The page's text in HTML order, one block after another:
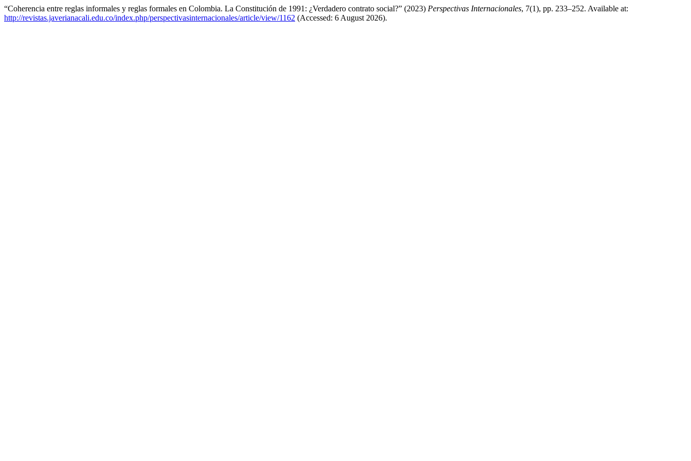
“Coherencia entre reglas informales y reglas formales en Colombia. La Constitución de 1991: ¿Verdadero contrato social?” (2023) Perspectivas Internacionales, 7(1), pp. 233–252. Available at:
http://revistas.javerianacali.edu.co/index.php/perspectivasinternacionales/article/view/1162 (Accessed: 6 August 2026).